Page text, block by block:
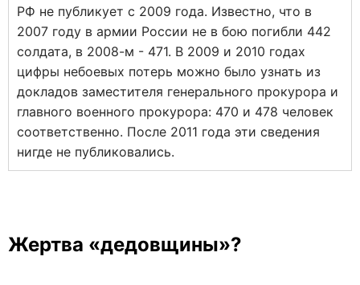
РФ не публикует с 2009 года. Известно, что в
2007 году в армии России не в бою погибли 442
солдата, в 2008-м - 471. В 2009 и 2010 годах
цифры небоевых потерь можно было узнать из
докладов заместителя генерального прокурора и
главного военного прокурора: 470 и 478 человек
соответственно. После 2011 года эти сведения
нигде не публиковались.
Жертва «дедовщины»?